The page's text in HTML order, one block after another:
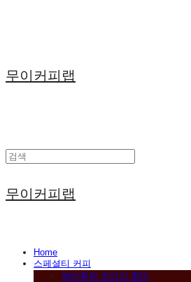
무이커피랩
무이커피랩
Home
스페셜티 커피
베리류와 와인의 향미